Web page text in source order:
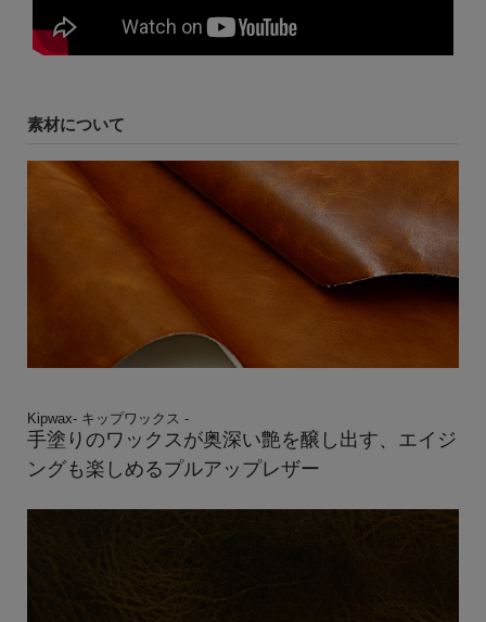
素材について
Kipwax- キップワックス -
手塗りのワックスが奥深い艶を醸し出す、エイジ
ングも楽しめるプルアップレザー